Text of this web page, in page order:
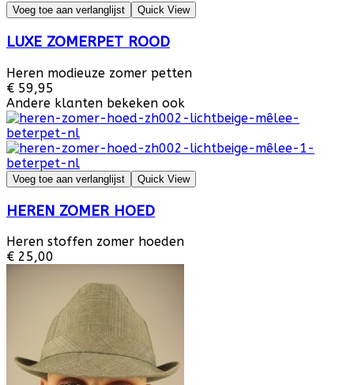
Voeg toe aan verlanglijst Quick View
LUXE ZOMERPET ROOD
Heren modieuze zomer petten
€ 59,95
Andere klanten bekeken ook
Voeg toe aan verlanglijst Quick View
HEREN ZOMER HOED
Heren stoffen zomer hoeden
€ 25,00